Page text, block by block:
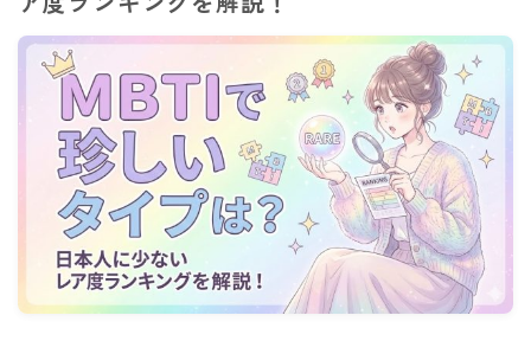
HSP・HSE
新着記事